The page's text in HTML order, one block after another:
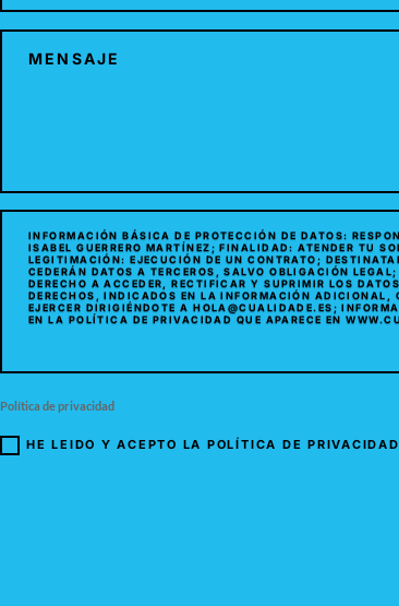
Política de privacidad
HE LEIDO Y ACEPTO LA POLÍTICA DE PRIVACIDAD